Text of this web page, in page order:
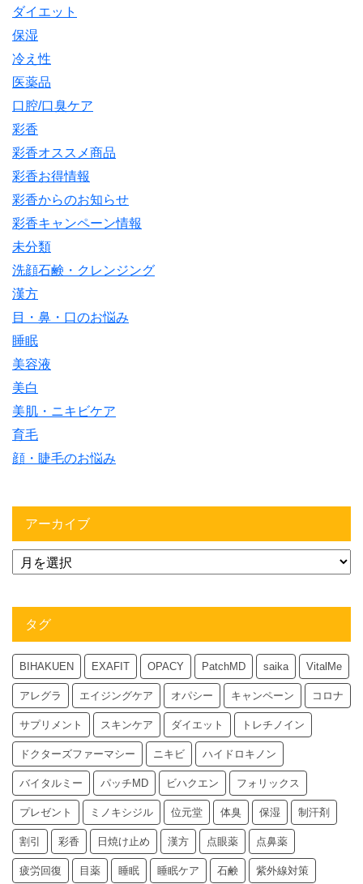
ダイエット
保湿
冷え性
医薬品
口腔/口臭ケア
彩香
彩香オススメ商品
彩香お得情報
彩香からのお知らせ
彩香キャンペーン情報
未分類
洗顔石鹸・クレンジング
漢方
目・鼻・口のお悩み
睡眠
美容液
美白
美肌・ニキビケア
育毛
顔・睫毛のお悩み
アーカイブ
タグ
BIHAKUEN EXAFIT OPACY PatchMD saika VitalMe
アレグラ エイジングケア オパシー キャンペーン コロナ
サプリメント スキンケア ダイエット トレチノイン
ドクターズファーマシー ニキビ ハイドロキノン
バイタルミー パッチMD ビハクエン フォリックス
プレゼント ミノキシジル 位元堂 体臭 保湿 制汗剤
割引 彩香 日焼け止め 漢方 点眼薬 点鼻薬
疲労回復 目薬 睡眠 睡眠ケア 石鹸 紫外線対策